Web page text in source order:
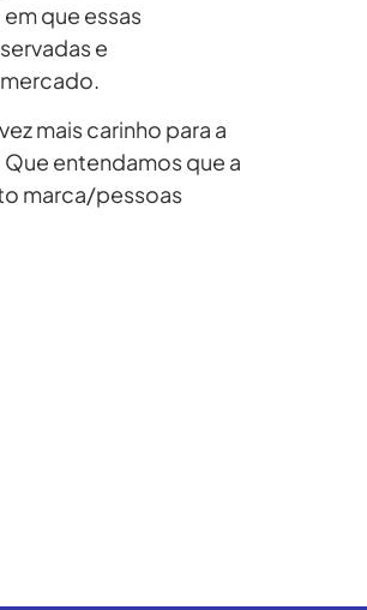
que essas
e
mais carinho para a
entendamos que a
marca/pessoas